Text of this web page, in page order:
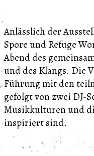
Anlässlich der
Spore und Refuge
Abend des
und des Klangs. Die
Führung mit den
gefolgt von zwei DJ-
Musikkulturen und
inspiriert sind.